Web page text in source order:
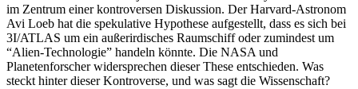
im Zentrum einer kontroversen Diskussion. Der Harvard-Astronom
Avi Loeb hat die spekulative Hypothese aufgestellt, dass es sich bei
3I/ATLAS um ein außerirdisches Raumschiff oder zumindest um
“Alien-Technologie” handeln könnte. Die NASA und
Planetenforscher widersprechen dieser These entschieden. Was
steckt hinter dieser Kontroverse, und was sagt die Wissenschaft?